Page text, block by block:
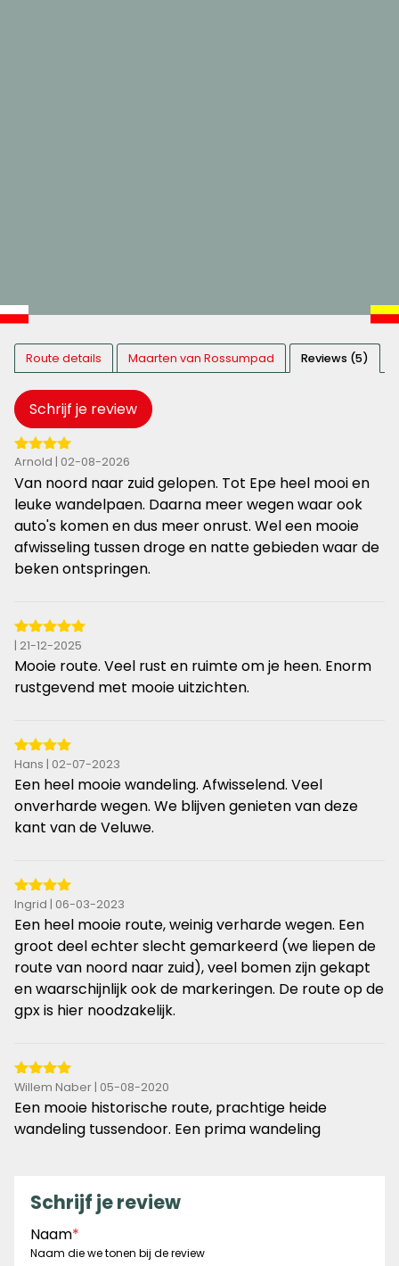
Route details Maarten van Rossumpad Reviews (5)
Schrijf je review
4
van
de
5
sterren
Arnold | 02-08-2026
Van noord naar zuid gelopen. Tot Epe heel mooi en
leuke wandelpaen. Daarna meer wegen waar ook
auto's komen en dus meer onrust. Wel een mooie
afwisseling tussen droge en natte gebieden waar de
beken ontspringen.
5
van
de
| 21-12-2025
Mooie route. Veel rust en ruimte om je heen. Enorm
rustgevend met mooie uitzichten.
4
van
de
5
Hans | 02-07-2023
Een heel mooie wandeling. Afwisselend. Veel
onverharde wegen. We blijven genieten van deze
kant van de Veluwe.
4
van
de
5
sterren
Ingrid | 06-03-2023
Een heel mooie route, weinig verharde wegen. Een
groot deel echter slecht gemarkeerd (we liepen de
route van noord naar zuid), veel bomen zijn gekapt
en waarschijnlijk ook de markeringen. De route op de
gpx is hier noodzakelijk.
4
van
de
Willem Naber | 05-08-2020
Een mooie historische route, prachtige heide
wandeling tussendoor. Een prima wandeling
Schrijf je review
Naam*
Naam die we tonen bij de review